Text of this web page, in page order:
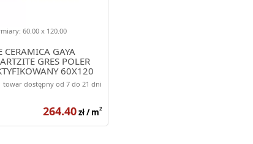
CERAMICA GAYA
GRES POLER
60X120
60.00 x 120.00
towar dostępny od 7 do 21 dni
264.40zł / m2